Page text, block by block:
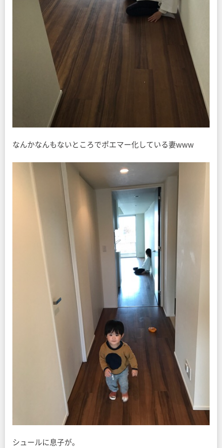
なんかなんもないところでポエマー化している妻www
シュールに息子が。